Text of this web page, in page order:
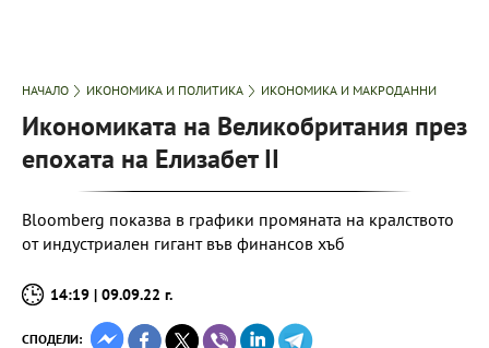
НАЧАЛО ИКОНОМИКА И ПОЛИТИКА ИКОНОМИКА И МАКРОДАННИ
Икономиката на Великобритания през
епохата на Елизабет II
Bloomberg показва в графики промяната на кралството
от индустриален гигант във финансов хъб
14:19 | 09.09.22 г.
СПОДЕЛИ: